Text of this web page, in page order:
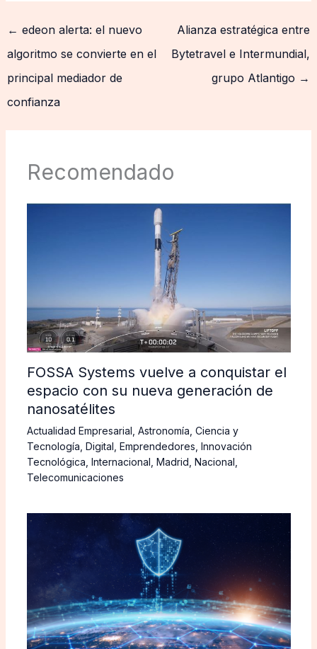
← edeon alerta: el nuevo
algoritmo se convierte en el
principal mediador de
confianza
Alianza estratégica entre
Bytetravel e Intermundial,
grupo Atlantigo →
Recomendado
FOSSA Systems vuelve a conquistar el
espacio con su nueva generación de
nanosatélites
Actualidad Empresarial Astronomía Ciencia y
Tecnología Digital Emprendedores Innovación
Tecnológica Internacional Madrid Nacional
Telecomunicaciones